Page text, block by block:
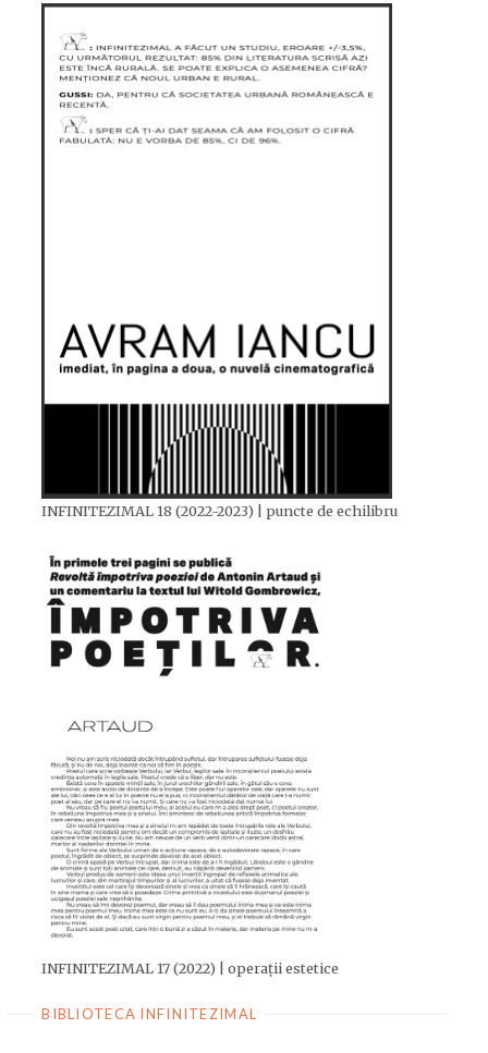
INFINITEZIMAL 18 (2022-2023) | puncte de echilibru
INFINITEZIMAL 17 (2022) | operații estetice
BIBLIOTECA INFINITEZIMAL